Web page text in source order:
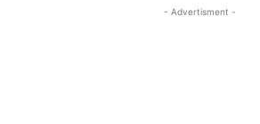
- Advertisment -